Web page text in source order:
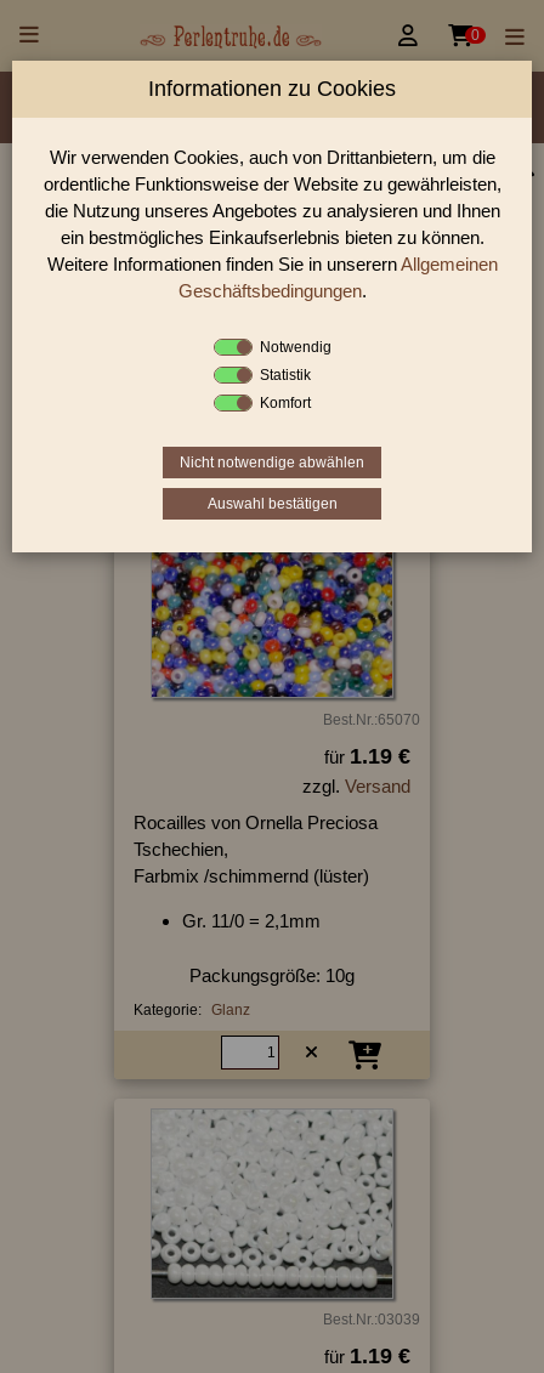
 0
Material/Glassorte Sorte/Form Farbe
Rocailles Größen
Perlen Shop für Rocailles opak Glanz Perlen
In unserem Perlen Shop finden sie zahlreich Rocailles opak
Glanz Perlen und viele weiter Glasperlen.
Sie befinden sich in folgender Kategorie:
Rocailles|opak|
Best.Nr.:65070
für 1.19 €
zzgl. Versand
Rocailles von Ornella Preciosa
Tschechien,
Farbmix /schimmernd (lüster)
Gr. 11/0 = 2,1mm
Packungsgröße: 10g
Kategorie: Glanz
Best.Nr.:03039
für 1.19 €
Informationen zu Cookies
Wir verwenden Cookies, auch von Drittanbietern, um die
ordentliche Funktionsweise der Website zu gewährleisten,
die Nutzung unseres Angebotes zu analysieren und Ihnen
ein bestmögliches Einkaufserlebnis bieten zu können.
Weitere Informationen finden Sie in unserernAllgemeinen
Geschäftsbedingungen.
Notwendig
Statistik
Komfort
Nicht notwendige abwählen
Auswahl bestätigen